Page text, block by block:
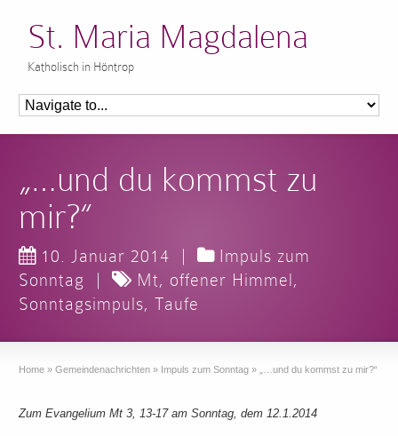
St. Maria Magdalena
Katholisch in Höntrop
„…und du kommst zu
mir?“
10. Januar 2014 |
Impuls zum
Sonntag
| Mt, offener Himmel,
Sonntagsimpuls,Taufe
Home » Gemeindenachrichten » Impuls zum Sonntag » „…und du kommst zu mir?“
Zum Evangelium Mt 3, 13-17 am Sonntag, dem 12.1.2014